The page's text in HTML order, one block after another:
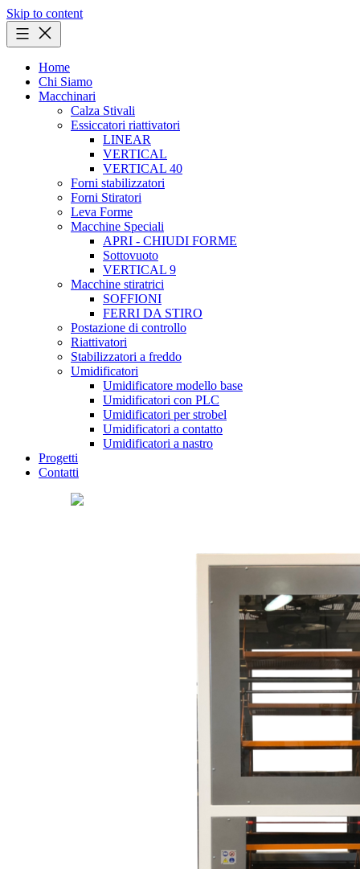
Skip to content
Home
Chi Siamo
Macchinari
Calza Stivali
Essiccatori riattivatori
LINEAR
VERTICAL
VERTICAL 40
Forni stabilizzatori
Forni Stiratori
Leva Forme
Macchine Speciali
APRI - CHIUDI FORME
Sottovuoto
VERTICAL 9
Macchine stiratrici
SOFFIONI
FERRI DA STIRO
Postazione di controllo
Riattivatori
Stabilizzatori a freddo
Umidificatori
Umidificatore modello base
Umidificatori con PLC
Umidificatori per strobel
Umidificatori a contatto
Umidificatori a nastro
Progetti
Contatti